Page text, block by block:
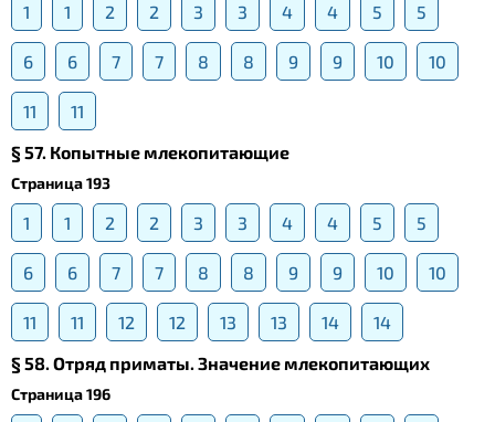
1 1 2 2 3 3 4 4 5 5
6 6 7 7 8 8 9 9 10 10
11
11
§ 57. Копытные млекопитающие
Страница 193
1 1 2 2 3 3 4 4 5 5
6 6 7 7 8 8 9 9 10 10
11 11 12 12 13 13 14
14
§ 58. Отряд приматы. Значение млекопитающих
Страница 196